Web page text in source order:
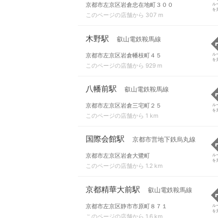
京都市左京区岩倉忠在地町３００
このページの店舗から 307 m
ル
を
木野駅 叡山電鉄鞍馬線
京都市左京区岩倉幡枝町４５
このページの店舗から 929 m
ル
を
八幡前駅 叡山電鉄鞍馬線
京都市左京区岩倉三宅町２５
このページの店舗から 1 km
ル
を
国際会館駅 京都市営地下鉄烏丸線
京都市左京区岩倉大鷺町
このページの店舗から 1.2 km
ル
を
京都精華大前駅 叡山電鉄鞍馬線
京都市左京区静市市原町８７１
このページの店舗から 1.6 km
ル
を